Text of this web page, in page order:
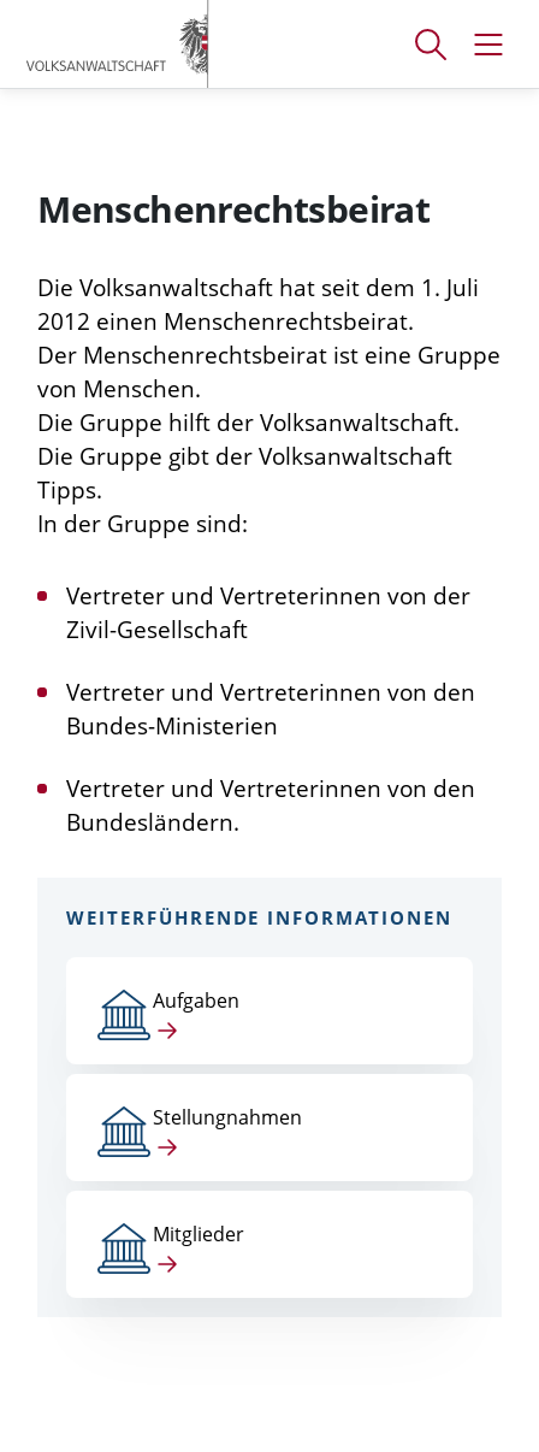
Zum
Hauptmenü
Zum
Inhalt
Zum
Footer
Suchfenster
Menschenrechtsbeirat
Die Volksanwaltschaft hat seit dem 1. Juli
2012 einen Menschenrechtsbeirat.
Der Menschenrechtsbeirat ist eine Gruppe
von Menschen.
Die Gruppe hilft der Volksanwaltschaft.
Die Gruppe gibt der Volksanwaltschaft
Tipps.
In der Gruppe sind:
Vertreter und Vertreterinnen von der
Zivil-Gesellschaft
Vertreter und Vertreterinnen von den
Bundes-Ministerien
Vertreter und Vertreterinnen von den
Bundesländern.
WEITERFÜHRENDE INFORMATIONEN
Aufgaben
Stellungnahmen
Mitglieder